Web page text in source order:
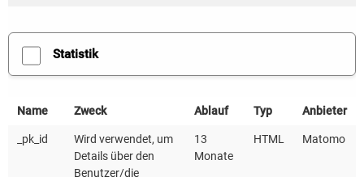
Einmalig aktivieren
Statistik
Name Zweck Ablauf Typ Anbieter
_pk_id
Wird verwendet, um
Details über den
Benutzer/die
13
Monate
HTML Matomo